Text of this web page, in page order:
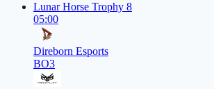
Lunar Horse Trophy 8
05:00
Direborn Esports
BO3